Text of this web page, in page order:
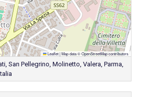
Leaflet|Map data ©OpenStreetMapcontributors
San Pellegrino, Molinetto, Valera, Parma,